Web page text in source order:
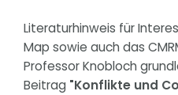
Literaturhinweis für
Map sowie auch das
Professor Knobloch
Beitrag "Konflikte und